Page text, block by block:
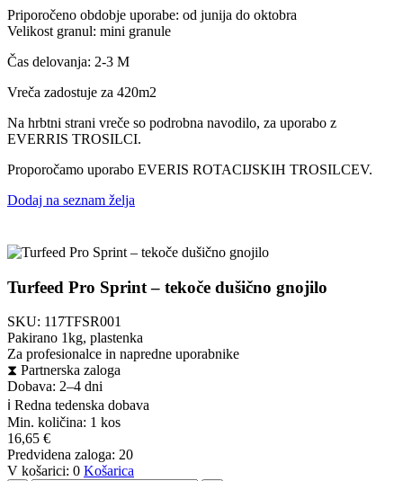
Priporočeno obdobje uporabe: od junija do oktobra
Velikost granul: mini granule
Čas delovanja: 2-3 M
Vreča zadostuje za 420m2
Na hrbtni strani vreče so podrobna navodilo, za uporabo z
EVERRIS TROSILCI.
Proporočamo uporabo EVERIS ROTACIJSKIH TROSILCEV.
Dodaj na seznam želja
Turfeed Pro Sprint – tekoče dušično gnojilo
SKU: 117TFSR001
Pakirano 1kg, plastenka
Za profesionalce in napredne uporabnike
⧗ Partnerska zaloga
Dobava: 2–4 dni
ℹ️ Redna tedenska dobava
Min. količina: 1 kos
16,65 €
Predvidena zaloga: 20
V košarici: 0 Košarica